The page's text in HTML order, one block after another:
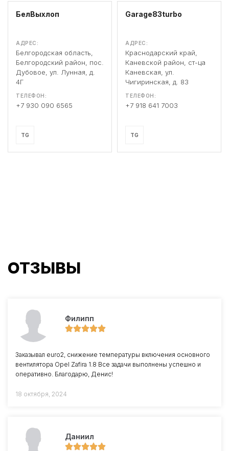
БелВыхлоп
АДРЕС:
Белгородская область,
Белгородский район, пос.
Дубовое, ул. Лунная, д.
4Г
ТЕЛЕФОН:
+7 930 090 6565
TG
Garage83turbo
АДРЕС:
Краснодарский край,
Каневской район, ст-ца
Каневская, ул.
Чигиринская, д. 83
ТЕЛЕФОН:
+7 918 641 7003
TG
ОТЗЫВЫ
Филипп
Заказывал euro2, снижение температуры включения основного
вентилятора Opel Zafira 1.8 Все задачи выполнены успешно и
оперативно. Благодарю, Денис!
18 октября, 2024
Даниил